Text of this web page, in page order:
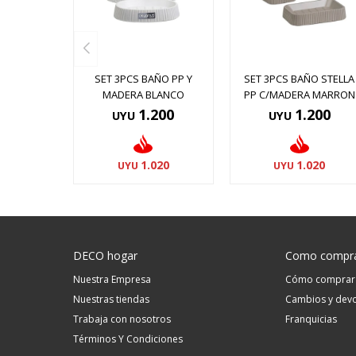
SET 3PCS BAÑO PP Y
MADERA BLANCO
UYU 1.200
UYU 1.020
SET 3PCS BAÑO STELLA
PP C/MADERA MARRON
UYU 1.200
UYU 1.020
DECO hogar
Nuestra Empresa
Nuestras tiendas
Trabaja con nosotros
Términos Y Condiciones
Como
Cómo comprar
Cambios y
Franquicias